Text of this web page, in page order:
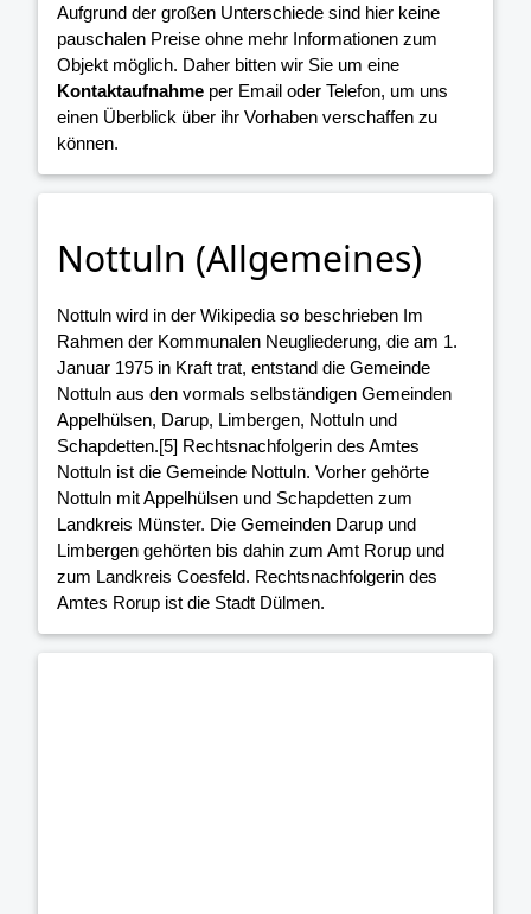
Aufgrund der großen Unterschiede sind hier keine
pauschalen Preise ohne mehr Informationen zum
Objekt möglich. Daher bitten wir Sie um eine
Kontaktaufnahme per Email oder Telefon, um uns
einen Überblick über ihr Vorhaben verschaffen zu
können.
Nottuln (Allgemeines)
Nottuln wird in der Wikipedia so beschrieben Im
Rahmen der Kommunalen Neugliederung, die am 1.
Januar 1975 in Kraft trat, entstand die Gemeinde
Nottuln aus den vormals selbständigen Gemeinden
Appelhülsen, Darup, Limbergen, Nottuln und
Schapdetten.[5] Rechtsnachfolgerin des Amtes
Nottuln ist die Gemeinde Nottuln. Vorher gehörte
Nottuln mit Appelhülsen und Schapdetten zum
Landkreis Münster. Die Gemeinden Darup und
Limbergen gehörten bis dahin zum Amt Rorup und
zum Landkreis Coesfeld. Rechtsnachfolgerin des
Amtes Rorup ist die Stadt Dülmen.